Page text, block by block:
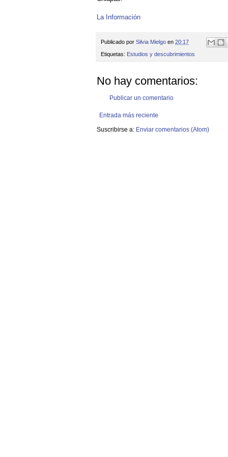
La Información
Publicado por Silvia Mielgo en 20:17
Etiquetas: Estudios y descubrimientos
No hay comentarios:
Publicar un comentario
Entrada más reciente
Suscribirse a: Enviar comentarios (Atom)